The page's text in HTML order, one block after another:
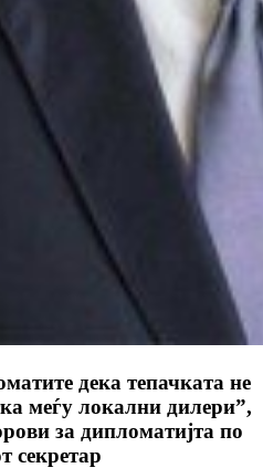
дека тепачката не
меѓу локални дилери”,
за дипломатијта по
секретар